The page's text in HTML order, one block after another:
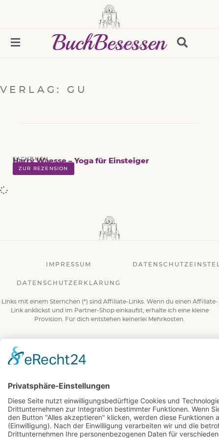
VERLAG: GU
SACHBUCH
Harry Waesse – Yoga für Einsteiger
ZUR REZENSION
IMPRESSUM
DATENSCHUTZERKLÄRUNG
Links mit einem Sternchen (*) sind Affiliate-Links. Wenn du einen Affiliate-
Link anklickst und im Partner-Shop einkaufst, erhalte ich eine kleine
Provision. Für dich entstehen keinerlei Mehrkosten.